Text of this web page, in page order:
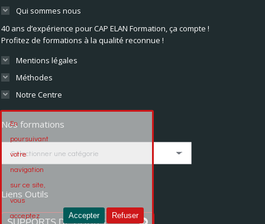
Qui sommes nous
40 ans d’expérience pour CAP ELAN Formation, ça compte !
Profitez de formations à la qualité reconnue !
Mentions légales
Méthodes
Notre Centre
Nos formations
formations
Liens Outils
SUPPORTS DE COURS
En
poursuivant
votre
navigation
sur ce site,
vous
acceptez
Accepter Refuser